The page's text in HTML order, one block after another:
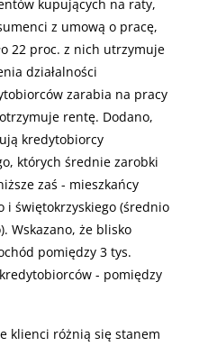
kupujących na raty,
z umową o pracę,
22 proc. z nich utrzymuje
działalności
zarabia na pracy
rentę. Dodano,
kredytobiorcy
których średnie zarobki
zaś - mieszkańcy
i świętokrzyskiego (średnio
Wskazano, że blisko
pomiędzy 3 tys.
- pomiędzy
klienci różnią się stanem